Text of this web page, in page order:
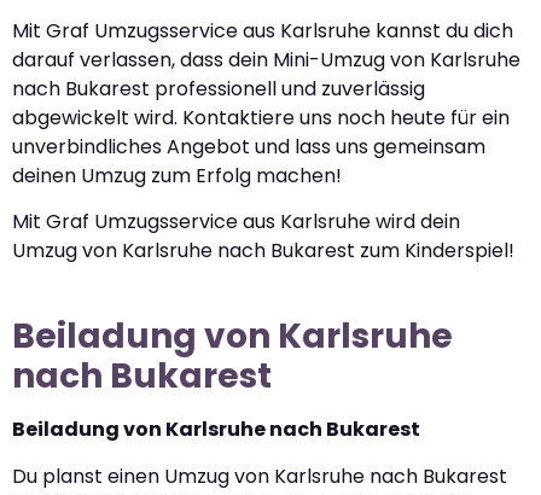
Mit Graf Umzugsservice aus Karlsruhe kannst du dich
darauf verlassen, dass dein Mini-Umzug von Karlsruhe
nach Bukarest professionell und zuverlässig
abgewickelt wird. Kontaktiere uns noch heute für ein
unverbindliches Angebot und lass uns gemeinsam
deinen Umzug zum Erfolg machen!
Mit Graf Umzugsservice aus Karlsruhe wird dein
Umzug von Karlsruhe nach Bukarest zum Kinderspiel!
Beiladung von Karlsruhe
nach Bukarest
Beiladung von Karlsruhe nach Bukarest
Du planst einen Umzug von Karlsruhe nach Bukarest